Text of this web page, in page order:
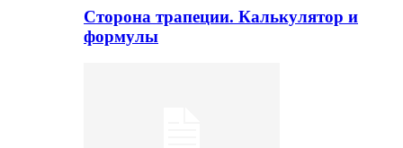
Сторона трапеции. Калькулятор и
формулы